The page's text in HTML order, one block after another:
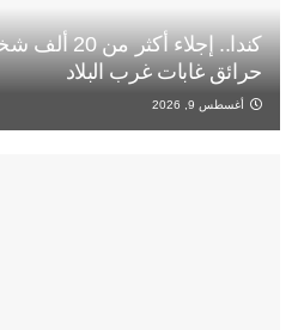
كندا.. إجلاء
حرائق غابات غرب البلاد
أغسطس 9, 2026